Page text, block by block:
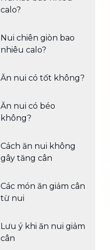
calo?
Nui chiên giòn bao
nhiêu calo?
Ăn nui có tốt không?
Ăn nui có béo
không?
Cách ăn nui không
gây tăng cân
Các món ăn giảm cân
từ nui
Lưu ý khi ăn nui giảm
cân